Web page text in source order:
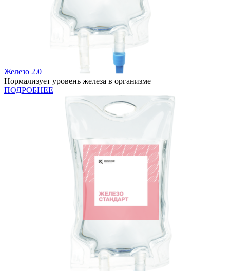
Железо 2.0
Нормализует уровень железа в организме
ПОДРОБНЕЕ